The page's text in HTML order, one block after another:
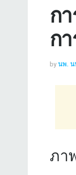
ก
ก
by นพ. น
ภา